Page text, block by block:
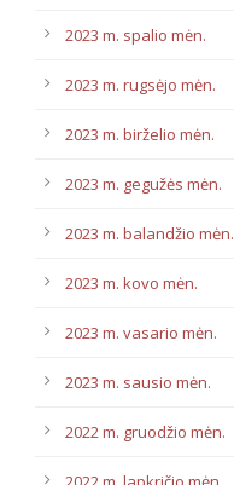
2023 m. spalio mėn.
2023 m. rugsėjo mėn.
2023 m. birželio mėn.
2023 m. gegužės mėn.
2023 m. balandžio mėn.
2023 m. kovo mėn.
2023 m. vasario mėn.
2023 m. sausio mėn.
2022 m. gruodžio mėn.